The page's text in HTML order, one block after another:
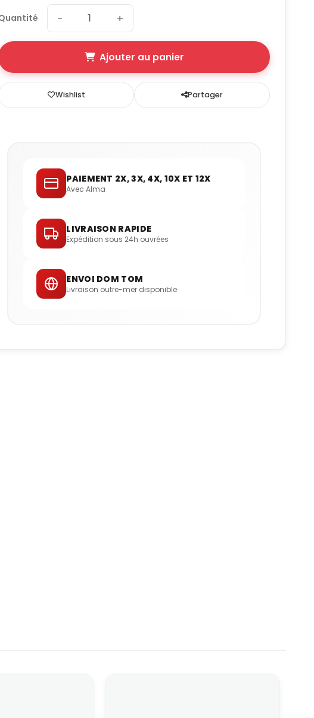
− +
Ajouter au panier
Wishlist Partager
PAIEMENT 2X, 3X, 4X, 10X ET 12X
Avec Alma
LIVRAISON RAPIDE
Expédition sous 24h ouvrées
ENVOI DOM TOM
Livraison outre-mer disponible